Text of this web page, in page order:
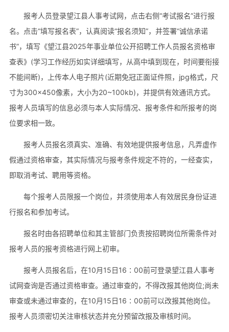
报考人员登录望江县人事考试网，点击右侧“考试报名”进行报
名。点击“填写报名表”，认真阅读“报名须知”，并签署“诚信承诺
书”，填写《望江县2025年事业单位公开招聘工作人员报名资格审
查表》(学习工作经历如实详细填写，从高中填到现在，时间要衔接
不能间断)，上传本人电子照片(近期免冠正面证件照，jpg格式，尺
寸为300×450像素，大小为20~100kb)，并提供有效通讯方式。
报考人员填写的信息必须与本人实际情况、报考条件和所报考的岗
位要求相一致。
报考人员报名须真实、准确、有效地提供报考信息，凡弄虚作
假通过资格审查，其实际情况与报考条件规定不符的，一经查实，
即取消考试、聘用等资格。
每个报考人员限报一个岗位，并须使用本人有效居民身份证进
行报名和参加考试。
报名时由各招聘单位和其主管部门负责按招聘岗位所需条件对
报考人员的报考资格进行网上初审。
报考人员报名后，在10月15日16∶00前可登录望江县人事考
试网查询是否通过资格审查。通过审查的，不得改报其他岗位;尚未
审查或未通过审查的，在10月15日16∶00前可以改报其他岗位。
报考人员须密切关注审核状态并充分预留改报及审核时间。